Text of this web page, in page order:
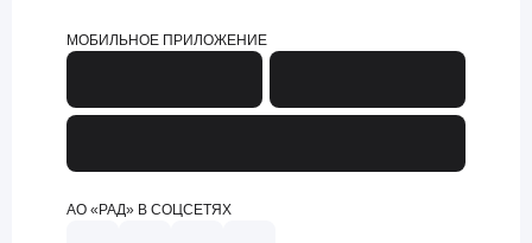
МОБИЛЬНОЕ ПРИЛОЖЕНИЕ
АО «РАД» В СОЦСЕТЯХ